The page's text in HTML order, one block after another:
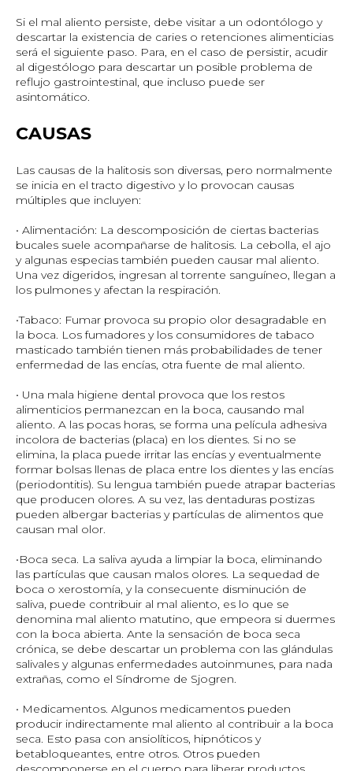
Si el mal aliento persiste, debe visitar a un odontólogo y
descartar la existencia de caries o retenciones alimenticias
será el siguiente paso. Para, en el caso de persistir, acudir
al digestólogo para descartar un posible problema de
reflujo gastrointestinal, que incluso puede ser
asintomático.
CAUSAS
Las causas de la halitosis son diversas, pero normalmente
se inicia en el tracto digestivo y lo provocan causas
múltiples que incluyen:
• Alimentación: La descomposición de ciertas bacterias
bucales suele acompañarse de halitosis. La cebolla, el ajo
y algunas especias también pueden causar mal aliento.
Una vez digeridos, ingresan al torrente sanguíneo, llegan a
los pulmones y afectan la respiración.
•Tabaco: Fumar provoca su propio olor desagradable en
la boca. Los fumadores y los consumidores de tabaco
masticado también tienen más probabilidades de tener
enfermedad de las encías, otra fuente de mal aliento.
• Una mala higiene dental provoca que los restos
alimenticios permanezcan en la boca, causando mal
aliento. A las pocas horas, se forma una película adhesiva
incolora de bacterias (placa) en los dientes. Si no se
elimina, la placa puede irritar las encías y eventualmente
formar bolsas llenas de placa entre los dientes y las encías
(periodontitis). Su lengua también puede atrapar bacterias
que producen olores. A su vez, las dentaduras postizas
pueden albergar bacterias y partículas de alimentos que
causan mal olor.
•Boca seca. La saliva ayuda a limpiar la boca, eliminando
las partículas que causan malos olores. La sequedad de
boca o xerostomía, y la consecuente disminución de
saliva, puede contribuir al mal aliento, es lo que se
denomina mal aliento matutino, que empeora si duermes
con la boca abierta. Ante la sensación de boca seca
crónica, se debe descartar un problema con las glándulas
salivales y algunas enfermedades autoinmunes, para nada
extrañas, como el Síndrome de Sjogren.
• Medicamentos. Algunos medicamentos pueden
producir indirectamente mal aliento al contribuir a la boca
seca. Esto pasa con ansiolíticos, hipnóticos y
betabloqueantes, entre otros. Otros pueden